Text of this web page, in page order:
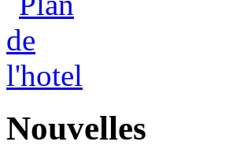
Nouvelles